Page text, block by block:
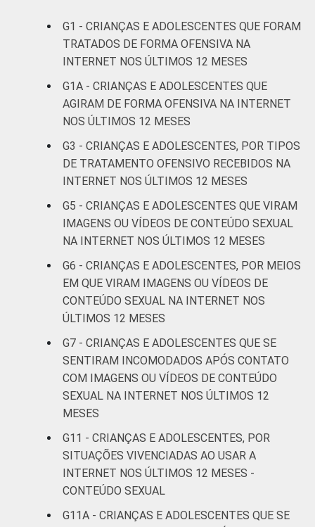
Fundamental
II
9
mais
13
FAIXA ETÁRIA
DA CRIANÇA
OU DO
ADOLESCENTE
De 9 a 10
anos
De 11 a 12
De 13 a 14
anos
14
De 15 a 17
anos
15
FAMILIAR
Mais de 1
SM até 2 SM
11
SM até 3 SM
Mais de 3
Não tem
G1 - CRIANÇAS E ADOLESCENTES QUE FORAM
TRATADOS DE FORMA OFENSIVA NA
INTERNET NOS ÚLTIMOS 12 MESES
G1A - CRIANÇAS E ADOLESCENTES QUE
AGIRAM DE FORMA OFENSIVA NA INTERNET
NOS ÚLTIMOS 12 MESES
G3 - CRIANÇAS E ADOLESCENTES, POR TIPOS
DE TRATAMENTO OFENSIVO RECEBIDOS NA
INTERNET NOS ÚLTIMOS 12 MESES
G5 - CRIANÇAS E ADOLESCENTES QUE VIRAM
IMAGENS OU VÍDEOS DE CONTEÚDO SEXUAL
NA INTERNET NOS ÚLTIMOS 12 MESES
G6 - CRIANÇAS E ADOLESCENTES, POR MEIOS
EM QUE VIRAM IMAGENS OU VÍDEOS DE
CONTEÚDO SEXUAL NA INTERNET NOS
ÚLTIMOS 12 MESES
G7 - CRIANÇAS E ADOLESCENTES QUE SE
SENTIRAM INCOMODADOS APÓS CONTATO
COM IMAGENS OU VÍDEOS DE CONTEÚDO
SEXUAL NA INTERNET NOS ÚLTIMOS 12
MESES
G11 - CRIANÇAS E ADOLESCENTES, POR
SITUAÇÕES VIVENCIADAS AO USAR A
INTERNET NOS ÚLTIMOS 12 MESES -
CONTEÚDO SEXUAL
G11A - CRIANÇAS E ADOLESCENTES QUE SE